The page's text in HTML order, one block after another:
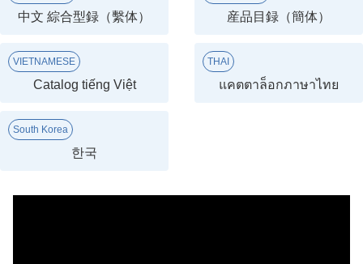
中文 綜合型録（繫体） 産品目録（簡体）
VIETNAMESE
Catalog tiếng Việt
THAI
แคตตาล็อกภาษาไทย
South Korea
한국